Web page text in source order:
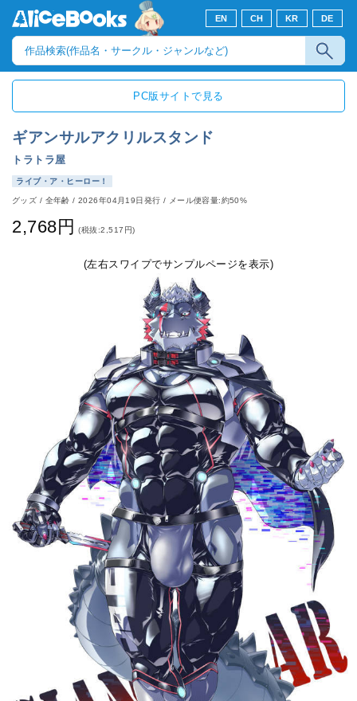
EN CH KR DE
PC版サイトで見る
ギアンサルアクリルスタンド
トラトラ屋
ライブ・ア・ヒーロー！
グッズ / 全年齢/2026年04月19日発行 / メール便容量:約50%
2,768円 (税抜:2,517円)
(左右スワイプでサンプルページを表示)